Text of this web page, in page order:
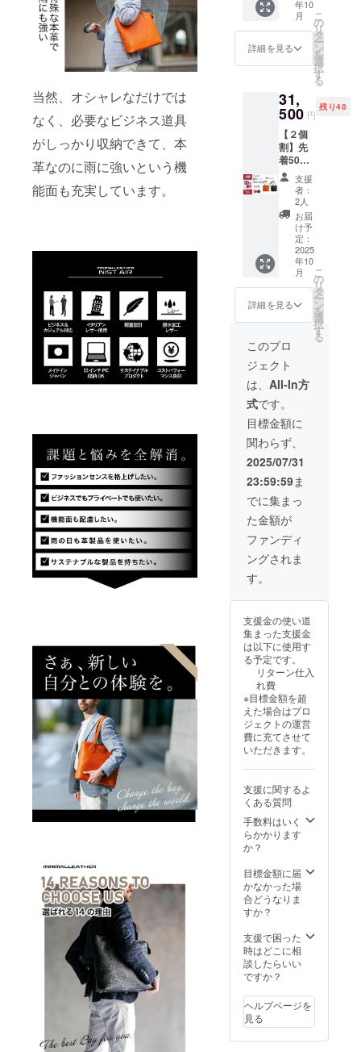
当然、オシャレなだけでは
なく、必要なビジネス道具
がしっかり収納できて、本
革なのに雨に強いという機
能面も充実しています。
込、送
料込み
の価格
です。
ンジOR
ブラッ
ク） 日
本製
トート
バッグ×
《15,40
0円もお
得！》
一般販
売予定
価格
35,000
円
→【44
%OFF
19,600
円 ※税
込、送
料込み
の価格
です。
年10
月
詳細を見る
こ
の
リ
タ
ー
ン
を
選
択
す
る
31,
500 円
残り48
【２個
割】先
着50名
様 大人
の艶革
トー
ト
NIST
AIR
（オレ
ンジOR
ブラッ
ク） 日
本製
トート
バッグ×
２
《38,50
0円もお
得！》
一般販
売予定
価格
70,000
円
→【55
%OFF
】
31,500
円 ※税
込、送
料込み
の価格
です。
支援
者：
2人
お届
け予
定：
2025
年10
月
詳細を見る
こ
の
リ
タ
ー
ン
を
選
択
す
る
このプロ
ジェクト
は、 All-In方
式です。
目標金額に
関わらず、
2025/07/31
23:59:59ま
でに集まっ
た金額が
ファンディ
ングされま
す。
支援金の使い道
集まった支援金
は以下に使用す
る予定です。
リターン仕入
れ費
※目標金額を超
えた場合はプロ
ジェクトの運営
費に充てさせて
いただきます。
支援に関するよ
くある質問
手数料はいく
らかかります
か？
目標金額に届
かなかった場
合どうなりま
すか？
支援で困った
時はどこに相
談したらいい
ですか？
ヘルプページを
見る